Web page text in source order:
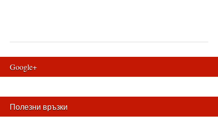
Google+
Полезни връзки